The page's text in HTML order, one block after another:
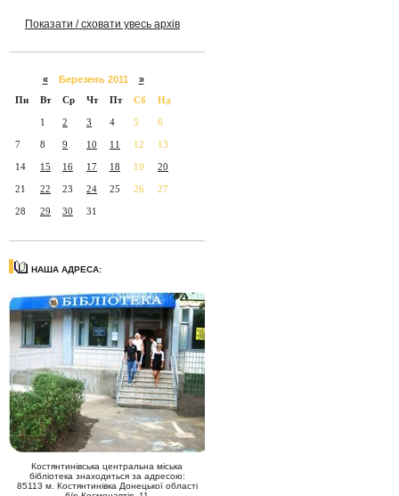
Показати / сховати увесь архів
«Березень 2011 »
Пн
Вт Ср Чт Пт Сб Нд
1 2 3 4 5 6
7 8 9 10 11 12 13
14 15 16 17 18 19 20
21 22 23 24 25 26 27
28 29 30 31
НАША АДРЕСА:
Костянтинівська центральна міська
бібліотека знаходиться за адресою:
85113 м. Костянтинівка Донецької області